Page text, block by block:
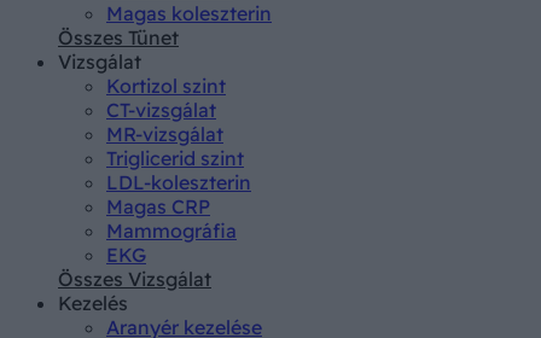
Magas koleszterin
Összes Tünet
Vizsgálat
Kortizol szint
CT-vizsgálat
MR-vizsgálat
Triglicerid szint
LDL-koleszterin
Magas CRP
Mammográfia
EKG
Összes Vizsgálat
Kezelés
Aranyér kezelése